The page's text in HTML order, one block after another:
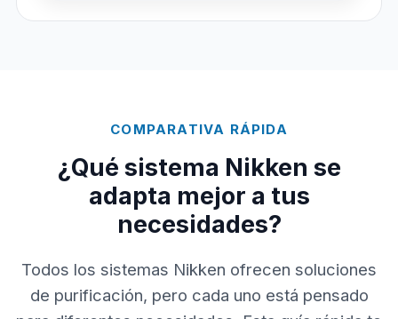
COMPARATIVA RÁPIDA
¿Qué sistema Nikken se
adapta mejor a tus
necesidades?
Todos los sistemas Nikken ofrecen soluciones
de purificación, pero cada uno está pensado